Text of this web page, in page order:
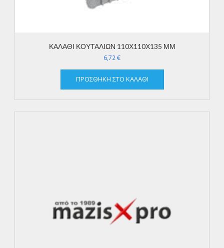
ΚΑΛΑΘΙ ΚΟΥΤΑΛΙΩΝ 110Χ110Χ135 ΜΜ
6,72€
ΠΡΟΣΘΉΚΗ ΣΤΟ ΚΑΛΆΘΙ